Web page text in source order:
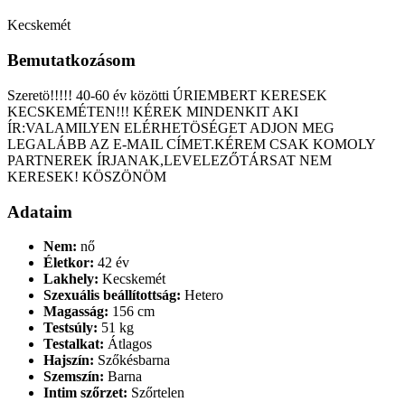
Kecskemét
Bemutatkozásom
Szeretö!!!!! 40-60 év közötti ÚRIEMBERT KERESEK
KECSKEMÉTEN!!! KÉREK MINDENKIT AKI
ÍR:VALAMILYEN ELÉRHETÖSÉGET ADJON MEG
LEGALÁBB AZ E-MAIL CÍMET.KÉREM CSAK KOMOLY
PARTNEREK ÍRJANAK,LEVELEZŐTÁRSAT NEM
KERESEK! KÖSZÖNÖM
Adataim
Nem: nő
Életkor: 42 év
Lakhely: Kecskemét
Szexuális beállítottság: Hetero
Magasság: 156 cm
Testsúly: 51 kg
Testalkat: Átlagos
Hajszín: Szőkésbarna
Szemszín: Barna
Intim szőrzet: Szőrtelen